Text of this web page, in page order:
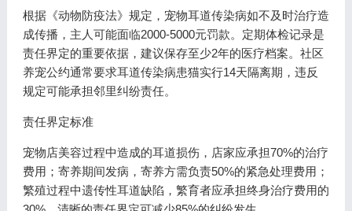
根据《动物防疫法》规定，宠物耳道传染病如不及时治疗造
成传播，主人可能面临2000-5000元罚款。定期体检记录是
责任界定的重要依据，建议保存至少2年的医疗档案。社区
养宠公约通常要求耳道传染病患猫实行14天隔离期，违反
规定可能承担邻里纠纷责任。
责任界定标准
宠物店美容过程中造成的耳道损伤，店家应承担70%的治疗
费用；寄养期间发病，寄养方需负责50%的紧急处理费用；
繁殖过程中遗传性耳道缺陷，繁育者应承担终身治疗费用的